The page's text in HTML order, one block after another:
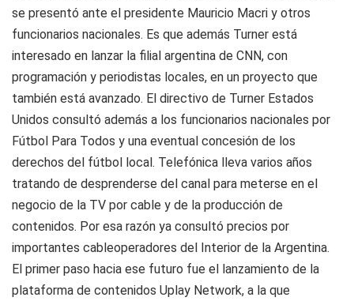
se presentó ante el presidente Mauricio Macri y otros
funcionarios nacionales. Es que además Turner está
interesado en lanzar la filial argentina de CNN, con
programación y periodistas locales, en un proyecto que
también está avanzado. El directivo de Turner Estados
Unidos consultó además a los funcionarios nacionales por
Fútbol Para Todos y una eventual concesión de los
derechos del fútbol local. Telefónica lleva varios años
tratando de desprenderse del canal para meterse en el
negocio de la TV por cable y de la producción de
contenidos. Por esa razón ya consultó precios por
importantes cableoperadores del Interior de la Argentina.
El primer paso hacia ese futuro fue el lanzamiento de la
plataforma de contenidos Uplay Network, a la que